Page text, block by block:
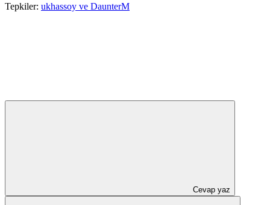
Tepkiler: ukhassoy ve DaunterM
Cevap yaz